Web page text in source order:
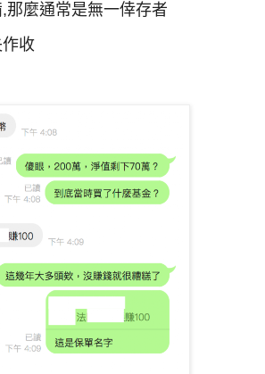
那麼通常是無一倖存者
收